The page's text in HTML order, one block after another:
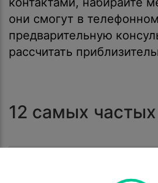
они смогут в
предварительную
рассчитать
12 самых